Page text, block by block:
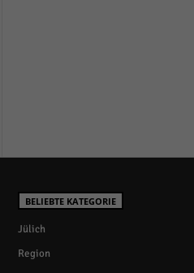
BELIEBTE KATEGORIE
Jülich
Region